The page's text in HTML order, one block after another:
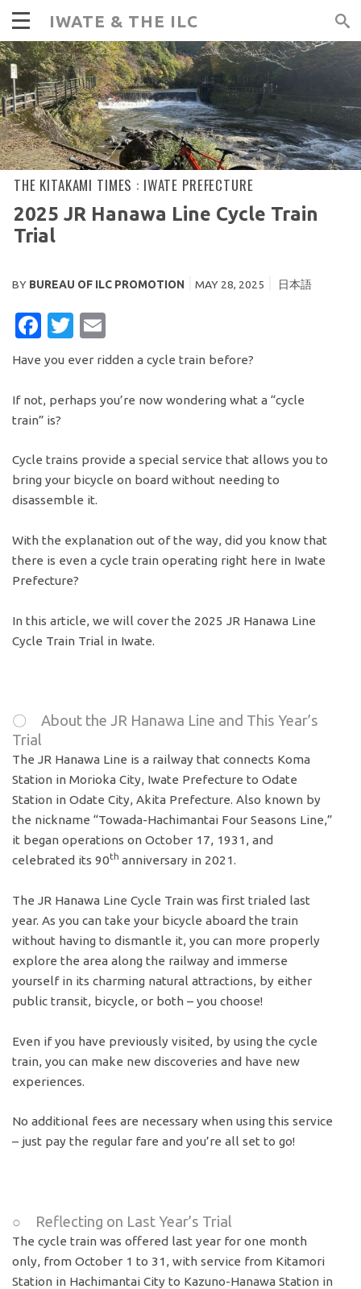
IWATE & THE ILC
THE KITAKAMI TIMES : IWATE PREFECTURE
2025 JR Hanawa Line Cycle Train
Trial
BY BUREAU OF ILC PROMOTION MAY 28, 2025 日本語
FACEBOOK
TWITTER
Have you ever ridden a cycle train before?
If not, perhaps you’re now wondering what a “cycle
train” is?
Cycle trains provide a special service that allows you to
bring your bicycle on board without needing to
disassemble it.
With the explanation out of the way, did you know that
there is even a cycle train operating right here in Iwate
Prefecture?
In this article, we will cover the 2025 JR Hanawa Line
Cycle Train Trial in Iwate.
〇 About the JR Hanawa Line and This Year’s
Trial
The JR Hanawa Line is a railway that connects Koma
Station in Morioka City, Iwate Prefecture to Odate
Station in Odate City, Akita Prefecture. Also known by
the nickname “Towada-Hachimantai Four Seasons Line,”
it began operations on October 17, 1931, and
celebrated its 90th anniversary in 2021.
The JR Hanawa Line Cycle Train was first trialed last
year. As you can take your bicycle aboard the train
without having to dismantle it, you can more properly
explore the area along the railway and immerse
yourself in its charming natural attractions, by either
public transit, bicycle, or both – you choose!
Even if you have previously visited, by using the cycle
train, you can make new discoveries and have new
experiences.
No additional fees are necessary when using this service
– just pay the regular fare and you’re all set to go!
○ Reflecting on Last Year’s Trial
The cycle train was offered last year for one month
only, from October 1 to 31, with service from Kitamori
Station in Hachimantai City to Kazuno-Hanawa Station in